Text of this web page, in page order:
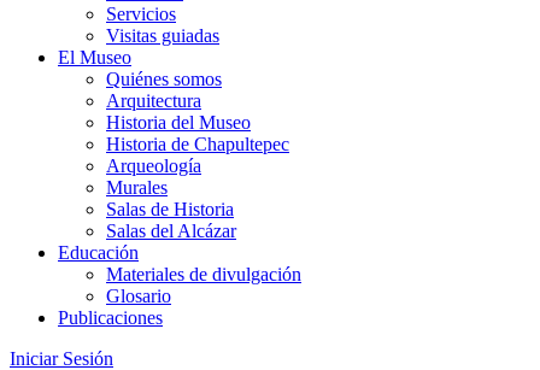
Servicios
Visitas guiadas
El Museo
Quiénes somos
Arquitectura
Historia del Museo
Historia de Chapultepec
Arqueología
Murales
Salas de Historia
Salas del Alcázar
Educación
Materiales de divulgación
Glosario
Publicaciones
Iniciar Sesión